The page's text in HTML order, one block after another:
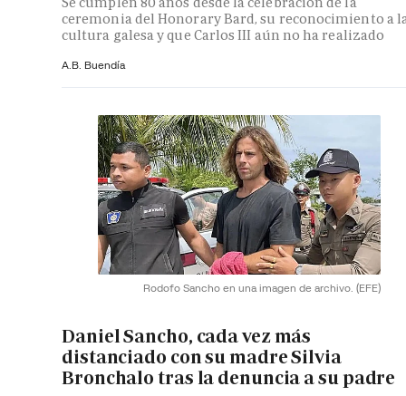
ceremonia del Honorary Bard, su reconocimiento a
cultura galesa y que Carlos III aún no ha realizado
A.B. Buendía
Rodofo Sancho en una imagen de archivo. (EFE)
Daniel Sancho, cada vez más
distanciado con su madre Silvia
Bronchalo tras la denuncia a su padre